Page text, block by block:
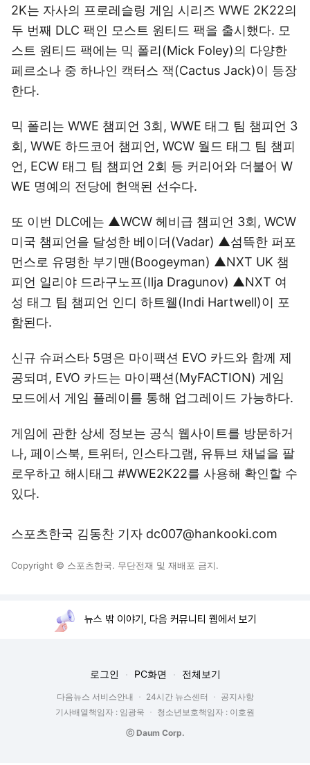
2K는 자사의 프로레슬링 게임 시리즈 WWE 2K22의
두 번째 DLC 팩인 모스트 원티드 팩을 출시했다. 모
스트 원티드 팩에는 믹 폴리(Mick Foley)의 다양한
페르소나 중 하나인 캑터스 잭(Cactus Jack)이 등장
한다.
믹 폴리는 WWE 챔피언 3회, WWE 태그 팀 챔피언 3
회, WWE 하드코어 챔피언, WCW 월드 태그 팀 챔피
언, ECW 태그 팀 챔피언 2회 등 커리어와 더불어 W
WE 명예의 전당에 헌액된 선수다.
또 이번 DLC에는 ▲WCW 헤비급 챔피언 3회, WCW
미국 챔피언을 달성한 베이더(Vadar) ▲섬뜩한 퍼포
먼스로 유명한 부기맨(Boogeyman) ▲NXT UK 챔
피언 일리야 드라구노프(Ilja Dragunov) ▲NXT 여
성 태그 팀 챔피언 인디 하트웰(Indi Hartwell)이 포
함된다.
신규 슈퍼스타 5명은 마이팩션 EVO 카드와 함께 제
공되며, EVO 카드는 마이팩션(MyFACTION) 게임
모드에서 게임 플레이를 통해 업그레이드 가능하다.
게임에 관한 상세 정보는 공식 웹사이트를 방문하거
나, 페이스북, 트위터, 인스타그램, 유튜브 채널을 팔
로우하고 해시태그 #WWE2K22를 사용해 확인할 수
있다.
스포츠한국 김동찬 기자 dc007@hankooki.com
Copyright © 스포츠한국. 무단전재 및 재배포 금지.
뉴스 밖 이야기, 다음 커뮤니티 웹에서 보기
로그인 PC화면 전체보기
다음뉴스 서비스안내 24시간 뉴스센터
공지사항
기사배열책임자 : 임광욱
청소년보호책임자 : 이호원
ⓒ Daum Corp.